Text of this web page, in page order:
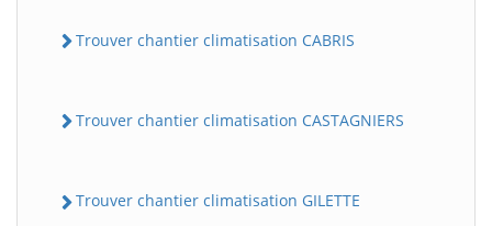
Trouver chantier climatisation CABRIS
Trouver chantier climatisation CASTAGNIERS
Trouver chantier climatisation GILETTE